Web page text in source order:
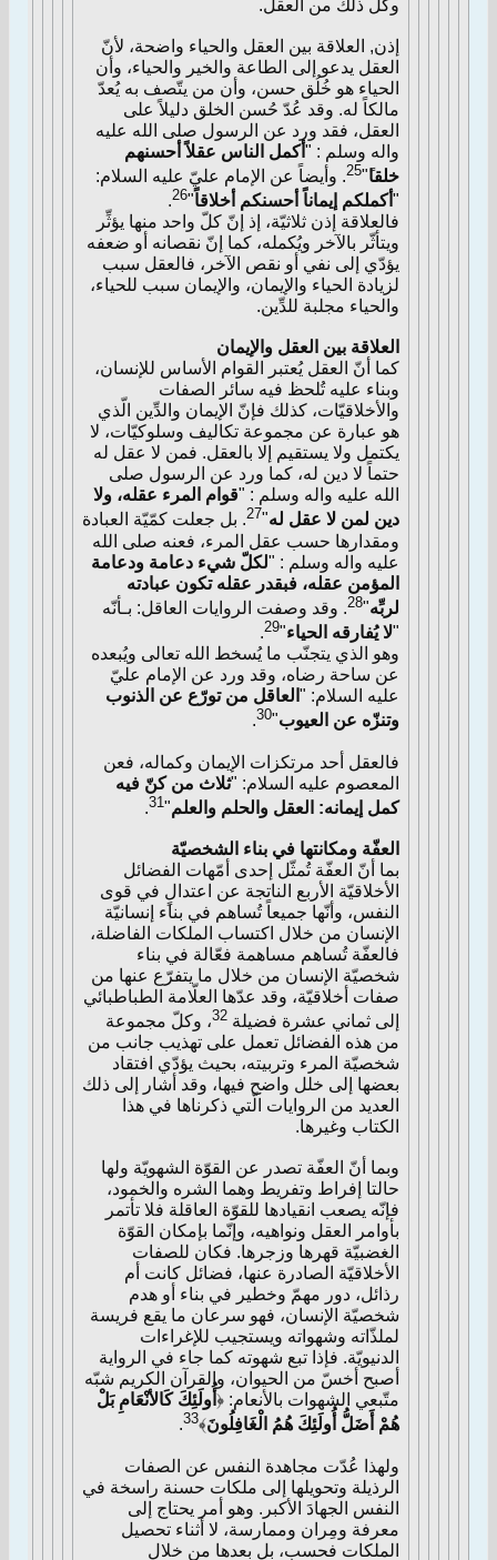
وكلّ ذلك من العقل.
إذن, العلاقة بين العقل والحياء واضحة، لأنّ
العقل يدعو إلى الطاعة والخير والحياء، وأن
الحياء هو خُلُق حسن، وأن من يتّصف به يُعدّ
مالكاً له. وقد عُدّ حُسن الخلق دليلاً على
العقل، فقد ورد عن الرسول صلى الله عليه
واله وسلم : "أكمل الناس عقلاً أحسنهم
خلقاً"25. وأيضاً عن الإمام عليّ عليه السلام:
"أكملكم إيماناً أحسنكم أخلاقاً"
26
.
فالعلاقة إذن ثلاثيّة، إذ إنّ كلّ واحد منها يؤثِّر
ويتأثّر بالآخر ويُكمله، كما إنّ نقصانه أو ضعفه
يؤدّي إلى نفي أو نقص الآخر، فالعقل سبب
لزيادة الحياء والإيمان، والإيمان سبب للحياء،
والحياء مجلبة للدِّين.
العلاقة بين العقل والإيمان
كما أنّ العقل يُعتبر القوام الأساس للإنسان،
وبناء عليه تُلحظ فيه سائر الصفات
والأخلاقيّات، كذلك فإنّ الإيمان والدِّين الّذي
هو عبارة عن مجموعة تكاليف وسلوكيّات، لا
يكتمل ولا يستقيم إلا بالعقل. فمن لا عقل له
حتماً لا دين له، كما ورد عن الرسول صلى
الله عليه واله وسلم : "قوام المرء عقله، ولا
دين لمن لا عقل له"
27. بل جعلت كمّيّة العبادة
ومقدارها حسب عقل المرء، فعنه صلى الله
عليه واله وسلم : "لكلّ شيء دعامة ودعامة
المؤمن عقله، فبقدر عقله تكون عبادته
لربِّه"
28. وقد وصفت الروايات العاقل: بـأنّه
"لا يُفارقه الحياء"
29
.
وهو الذي يتجنّب ما يُسخط الله تعالى ويُبعده
عن ساحة رضاه، وقد ورد عن الإمام عليّ
عليه السلام: " العاقل من تورّع عن الذنوب
وتنزّه عن العيوب"
30
.
فالعقل أحد مرتكزات الإيمان وكماله، فعن
المعصوم عليه السلام: "ثلاث من كنّ فيه
كمل إيمانه: العقل والحلم والعلم"
31
.
العفّة ومكانتها في بناء الشخصيّة
بما أنّ العفّة تُمثّل إحدى أمّهات الفضائل
الأخلاقيّة الأربع الناتجة عن اعتدالٍ في قوى
النفس، وأنّها جميعاً تُساهم في بناء إنسانيّة
الإنسان من خلال اكتساب الملكات الفاضلة،
فالعفّة تُساهم مساهمة فعّالة في بناء
شخصيّة الإنسان من خلال ما يتفرّع عنها من
صفات أخلاقيّة، وقد عدّها العلّامة الطباطبائي
إلى ثماني عشرة فضيلة 32، وكلّ مجموعة
من هذه الفضائل تعمل على تهذيب جانب من
شخصيّة المرء وتربيته، بحيث يؤدّي افتقاد
بعضها إلى خلل واضح فيها، وقد أشار إلى ذلك
العديد من الروايات الّتي ذكرناها في هذا
الكتاب وغيرها.
وبما أنّ العفّة تصدر عن القوّة الشهويّة ولها
حالتا إفراط وتفريط وهما الشره والخمود،
فإنّه يصعب انقيادها للقوّة العاقلة فلا تأتمر
بأوامر العقل ونواهيه، وإنّما بإمكان القوّة
الغضبيّة قهرها وزجرها. فكان للصفات
الأخلاقيّة الصادرة عنها، فضائل كانت أم
رذائل، دور مهمّ وخطير في بناء أو هدم
شخصيّة الإنسان، فهو سرعان ما يقع فريسة
لملذّاته وشهواته ويستجيب للإغراءات
الدنيويّة. فإذا تبع شهوته كما جاء في الرواية
أصبح أخسّ من الحيوان، والقرآن الكريم شبّه
متّبعي الشهوات بالأنعام: ﴿ أُولَئِكَ كَالأنْعَامِ بَلْ
هُمْ أَضَلُّ أُولَئِكَ هُمُ الْغَافِلُونَ﴾33
.
ولهذا عُدّت مجاهدة النفس عن الصفات
الرذيلة وتحويلها إلى ملكات حسنة راسخة في
النفس الجهادَ الأكبر. وهو أمر يحتاج إلى
معرفة ومِران وممارسة، لا أثناء تحصيل
الملكات فحسب، بل بعدها من خلال